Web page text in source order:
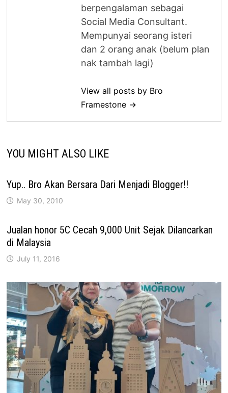
berpengalaman sebagai
Social Media Consultant.
Mempunyai seorang isteri
dan 2 orang anak (belum plan
nak tambah lagi)
View all posts by Bro
Framestone →
YOU MIGHT ALSO LIKE
Yup.. Bro Akan Bersara Dari Menjadi Blogger!!
May 30, 2010
Jualan honor 5C Cecah 9,000 Unit Sejak Dilancarkan
di Malaysia
July 11, 2016